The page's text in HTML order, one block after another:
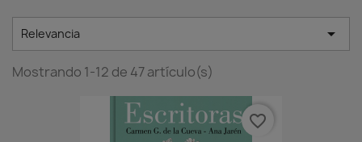
Relevancia 
Mostrando 1-12 de 47 artículo(s)
favorite_border